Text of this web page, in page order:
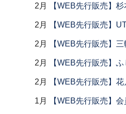
2月 【WEB先行販売】
2月 【WEB先行販売】
2月 【WEB先行販売】
2月 【WEB先行販売】
2月 【WEB先行販売】
1月 【WEB先行販売】